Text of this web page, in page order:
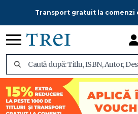
Transport gratuit la comenzi